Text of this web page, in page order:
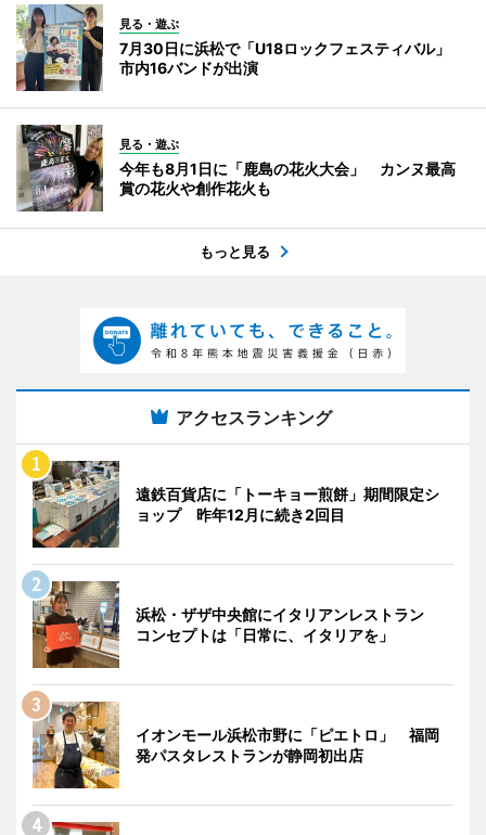
見る・遊ぶ
7月30日に浜松で「U18ロックフェスティバル」
市内16バンドが出演
見る・遊ぶ
今年も8月1日に「鹿島の花火大会」 カンヌ最高
賞の花火や創作花火も
もっと見る
アクセスランキング
遠鉄百貨店に「トーキョー煎餅」期間限定シ
ョップ 昨年12月に続き2回目
浜松・ザザ中央館にイタリアンレストラン
コンセプトは「日常に、イタリアを」
イオンモール浜松市野に「ピエトロ」 福岡
発パスタレストランが静岡初出店